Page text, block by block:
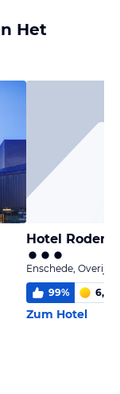
Het
Hotel
Enschede,
99% 6,0
Zum Hotel